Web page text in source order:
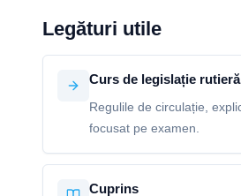
Legături utile
Curs de legislație rutieră
Regulile de circulație,
focusat pe examen.
Cuprins